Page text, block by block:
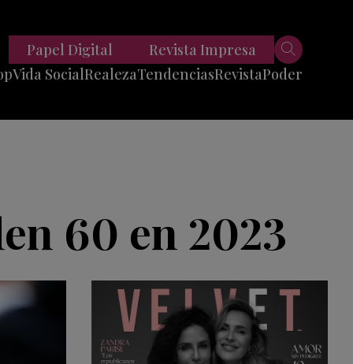
Vida SocialRealezaTendencias
Viajes
Tech
RevistaPoder
Papel Digital Revista Impresa
60 en 2023